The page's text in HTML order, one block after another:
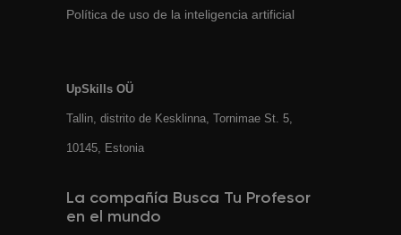
Política de uso de la inteligencia artificial
UpSkills OÜ
Tallin, distrito de Kesklinna, Tornimаe St. 5,
10145, Estonia
La compañía Busca Tu Profesor
en el mundo